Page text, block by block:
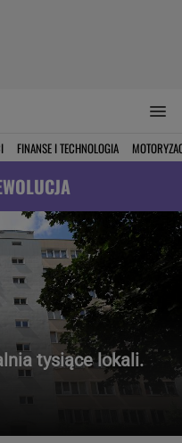
FINANSE I TECHNOLOGIA
tysiące lokali.